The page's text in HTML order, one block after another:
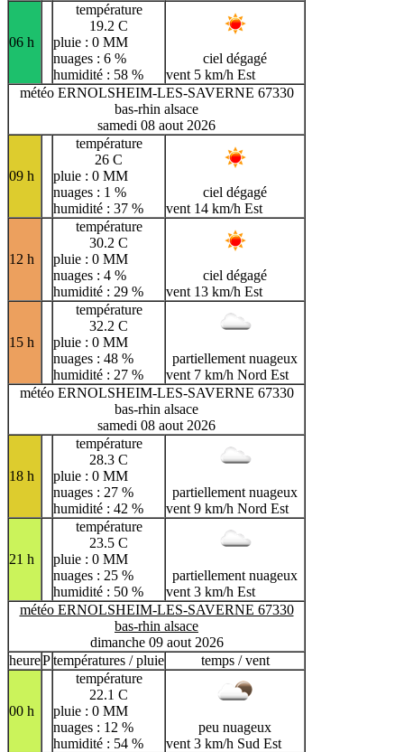
06 h
température
19.2 C
pluie : 0 MM
nuages : 6 %
humidité : 58 %
ciel dégagé
vent 5 km/h Est
météo ERNOLSHEIM-LES-SAVERNE 67330
bas-rhin alsace
samedi 08 aout 2026
09 h
température
26 C
pluie : 0 MM
nuages : 1 %
humidité : 37 %
ciel dégagé
vent 14 km/h Est
12 h
température
30.2 C
pluie : 0 MM
nuages : 4 %
humidité : 29 %
ciel dégagé
vent 13 km/h Est
15 h
température
32.2 C
pluie : 0 MM
nuages : 48 %
humidité : 27 %
partiellement nuageux
vent 7 km/h Nord Est
météo ERNOLSHEIM-LES-SAVERNE 67330
bas-rhin alsace
samedi 08 aout 2026
18 h
température
28.3 C
pluie : 0 MM
nuages : 27 %
humidité : 42 %
partiellement nuageux
vent 9 km/h Nord Est
21 h
température
23.5 C
pluie : 0 MM
nuages : 25 %
humidité : 50 %
partiellement nuageux
vent 3 km/h Est
météo ERNOLSHEIM-LES-SAVERNE 67330
bas-rhin alsace
dimanche 09 aout 2026
heurePtempératures / pluie temps / vent
00 h
température
22.1 C
pluie : 0 MM
nuages : 12 %
humidité : 54 %
peu nuageux
vent 3 km/h Sud Est